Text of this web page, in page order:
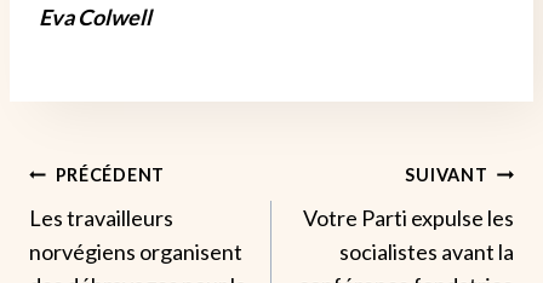
Eva Colwell
Navigation
De
PRÉCÉDENT
Les travailleurs
norvégiens organisent
SUIVANT
Votre Parti expulse les
socialistes avant la